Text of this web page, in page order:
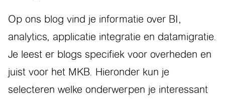
Op ons blog vind je informatie over BI,
analytics, applicatie integratie en datamigratie.
Je leest er blogs specifiek voor overheden en
juist voor het MKB. Hieronder kun je
selecteren welke onderwerpen je interessant